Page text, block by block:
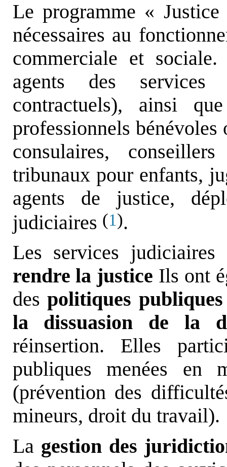
Le programme «
nécessaires au
commerciale et
agents des services
contractuels), ainsi
professionnels
consulaires,
tribunaux pour enfants,
agents de justice,
judiciaires (1).
Les services
rendre la justice Ils ont
despolitiques
la dissuasion de la
réinsertion. Elles
publiques menées en
(prévention des
mineurs, droit du travail).
La gestion des